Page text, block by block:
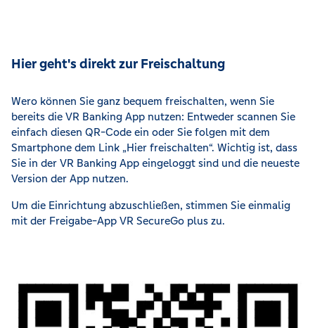
Hier geht's direkt zur Freischaltung
Wero können Sie ganz bequem freischalten, wenn Sie
bereits die VR Banking App nutzen: Entweder scannen Sie
einfach diesen QR-Code ein oder Sie folgen mit dem
Smartphone dem Link „Hier freischalten“. Wichtig ist, dass
Sie in der VR Banking App eingeloggt sind und die neueste
Version der App nutzen.
Um die Einrichtung abzuschließen, stimmen Sie einmalig
mit der Freigabe-App VR SecureGo plus zu.